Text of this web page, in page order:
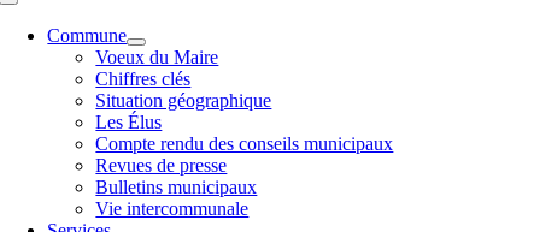
Commune
Voeux du Maire
Chiffres clés
Situation géographique
Les Élus
Compte rendu des conseils municipaux
Revues de presse
Bulletins municipaux
Vie intercommunale